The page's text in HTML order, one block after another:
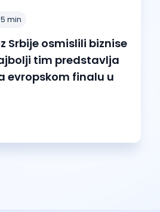
5 min
Srbije osmislili biznise
tim predstavlja
evropskom finalu u